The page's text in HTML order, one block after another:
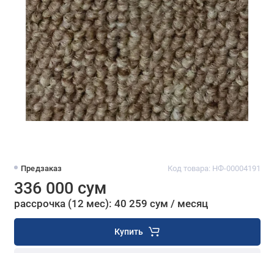
Предзаказ Код товара: НФ-00004191
336 000 сум
рассрочка (12 мес): 40 259 сум / месяц
Купить